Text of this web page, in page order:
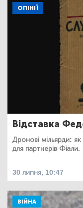
ОПІНІЇ
Відставка
Дронові мільярди:
для партнерів Фіали.
30 липня, 10:47
ВІЙНА